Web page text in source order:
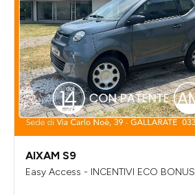
AIXAM S9
Easy Access - INCENTIVI ECO BONUS